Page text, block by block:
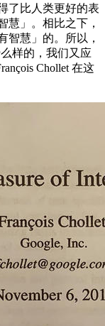
了比人类更好的表
慧」。相比之下，
智慧」的。所以，
样的，我们又应
Chollet 在这